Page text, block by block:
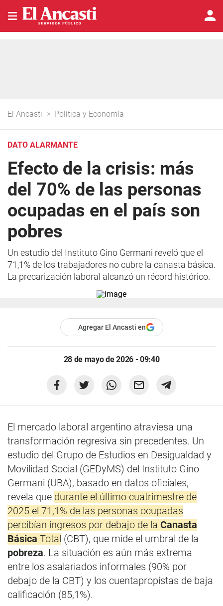
El Ancasti > Política y Economía
DATO ALARMANTE
Efecto de la crisis: más
del 70% de las personas
ocupadas en el país son
pobres
Un estudio del Instituto Gino Germani reveló que el
71,1% de los trabajadores no cubre la canasta básica.
La precarización laboral alcanzó un récord histórico.
Agregar El Ancasti en
28 de mayo de 2026 - 09:40
El mercado laboral argentino atraviesa una
transformación regresiva sin precedentes. Un
estudio del Grupo de Estudios en Desigualdad y
Movilidad Social (GEDyMS) del Instituto Gino
Germani (UBA), basado en datos oficiales,
revela que durante el último cuatrimestre de
2025 el 71,1% de las personas ocupadas
percibían ingresos por debajo de la Canasta
Básica Total (CBT), que mide el umbral de la
pobreza. La situación es aún más extrema
entre los asalariados informales (90% por
debajo de la CBT) y los cuentapropistas de baja
calificación (85,1%).